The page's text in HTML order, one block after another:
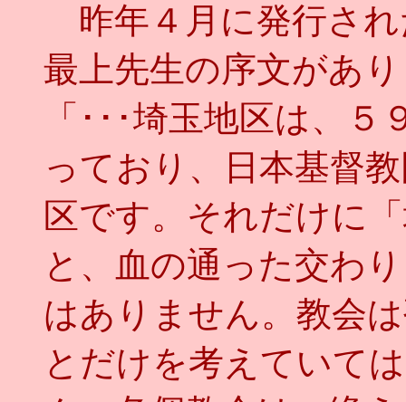
昨年４月に発行さ
最上先生の序文があ
「･･･埼玉地区は、
っており、日本基督
区です。それだけに
と、血の通った交わ
はありません。教会
とだけを考えていて